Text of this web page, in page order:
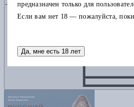
Добавить в
предназначен только для
Если вам нет 18 — пожалуйста,
Да, мне есть 18 лет